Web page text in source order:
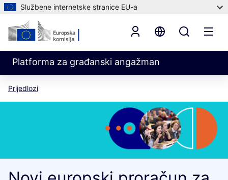
Službene internetske stranice EU-a
Platforma za građanski angažman
Prijedlozi